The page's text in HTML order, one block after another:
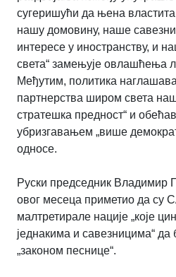
сугеришући да њена
нашу домовину, наше
интересе у иностранству, и
света“ замењује овлашћења
Међутим, политика
партнерства широм света
стратешка предност“ и
убризгавањем „више
односе.
Руски председник Владимир
овог месеца приметио да су
малтретирале нације „које
једнакима и савезницима“ да
„законом песнице“.